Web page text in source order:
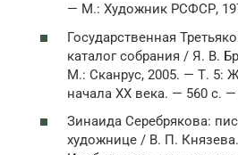
— М.: Художник РСФСР,
Государственная
каталог собрания / Я. В.
М.: Сканрус, 2005. — Т. 5:
начала XX века. — 560 с. —
Зинаида Серебрякова:
художнице / В. П.